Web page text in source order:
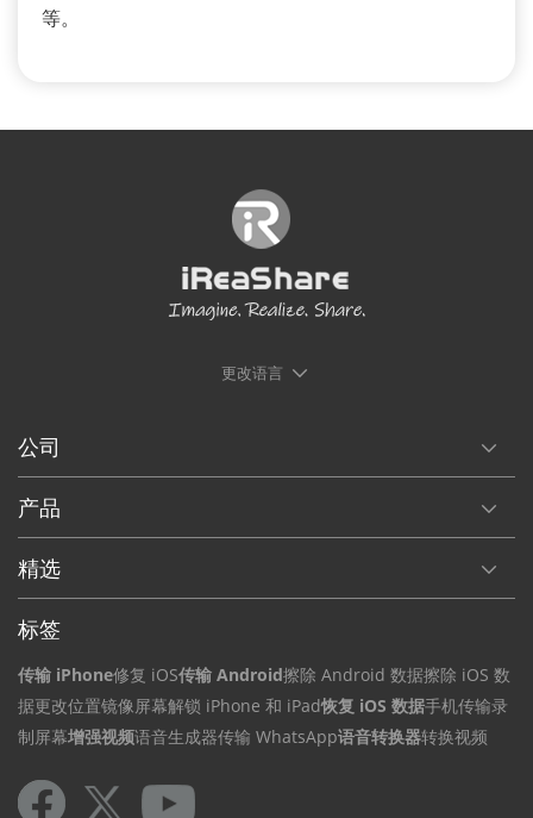
等。
更改语言
公司
产品
精选
标签
传输 iPhone修复 iOS传输 Android擦除 Android 数据擦除 iOS 数
据更改位置镜像屏幕解锁 iPhone 和 iPad恢复 iOS 数据手机传输录
制屏幕增强视频语音生成器传输 WhatsApp语音转换器转换视频